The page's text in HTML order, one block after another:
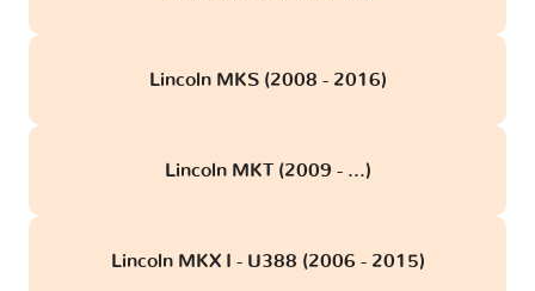
Lincoln MKS (2008 - 2016)
Lincoln MKT (2009 - ...)
Lincoln MKX I - U388 (2006 - 2015)